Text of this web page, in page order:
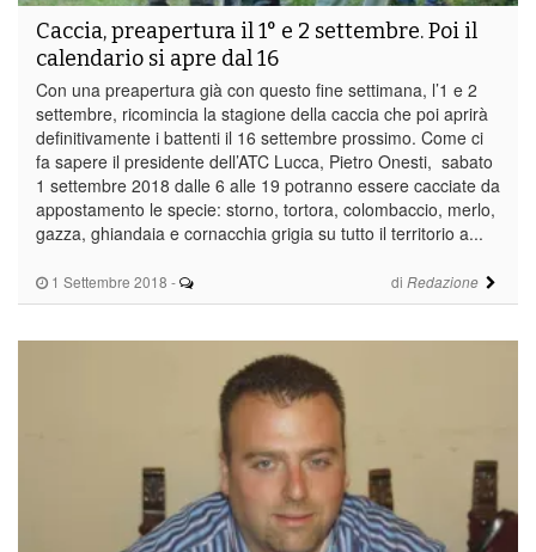
1 Settembre 2018 - di Redazione
Caccia, preapertura il 1° e 2 settembre. Poi il
calendario si apre dal 16
Con una preapertura già con questo fine settimana, l’1 e 2
settembre, ricomincia la stagione della caccia che poi aprirà
definitivamente i battenti il 16 settembre prossimo. Come ci
fa sapere il presidente dell’ATC Lucca, Pietro Onesti, sabato
1 settembre 2018 dalle 6 alle 19 potranno essere cacciate da
appostamento le specie: storno, tortora, colombaccio, merlo,
gazza, ghiandaia e cornacchia grigia su tutto il territorio a...